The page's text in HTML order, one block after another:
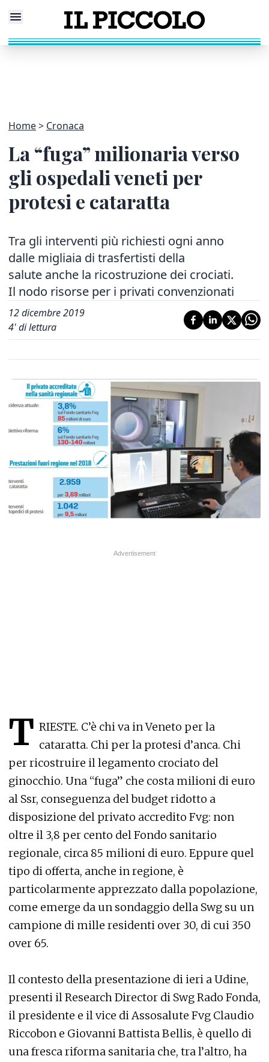
Home Cronaca
La “fuga” milionaria verso
gli ospedali veneti per
protesi e cataratta
Tra gli interventi più richiesti ogni anno
dalle migliaia di trasfertisti della
salute anche la ricostruzione dei crociati.
Il nodo risorse per i privati convenzionati
12 dicembre 2019
4' di lettura
T RIESTE. C’è chi va in Veneto per la
cataratta. Chi per la protesi d’anca. Chi
per ricostruire il legamento crociato del
ginocchio. Una “fuga” che costa milioni di euro
al Ssr, conseguenza del budget ridotto a
disposizione del privato accredito Fvg: non
oltre il 3,8 per cento del Fondo sanitario
regionale, circa 85 milioni di euro. Eppure quel
tipo di offerta, anche in regione, è
particolarmente apprezzato dalla popolazione,
come emerge da un sondaggio della Swg su un
campione di mille residenti over 30, di cui 350
over 65.
Il contesto della presentazione di ieri a Udine,
presenti il Research Director di Swg Rado Fonda,
il presidente e il vice di Assosalute Fvg Claudio
Riccobon e Giovanni Battista Bellis, è quello di
una fresca riforma sanitaria che, tra l’altro, ha